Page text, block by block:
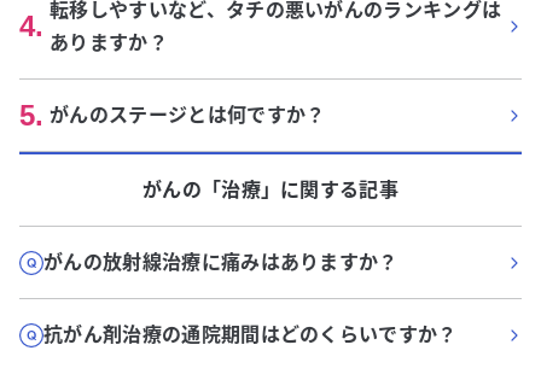
4. 転移しやすいなど、タチの悪いがんのランキングは
ありますか？
5. がんのステージとは何ですか？
がんの「治療」に関する記事
がんの放射線治療に痛みはありますか？
抗がん剤治療の通院期間はどのくらいですか？